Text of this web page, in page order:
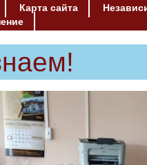
Карта сайта